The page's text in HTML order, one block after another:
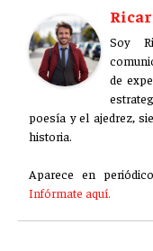
Soy
de
poesía y el ajedrez,
historia.
Aparece en
Infórmate aquí.